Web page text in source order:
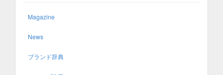
Magazine
News
ブランド辞典